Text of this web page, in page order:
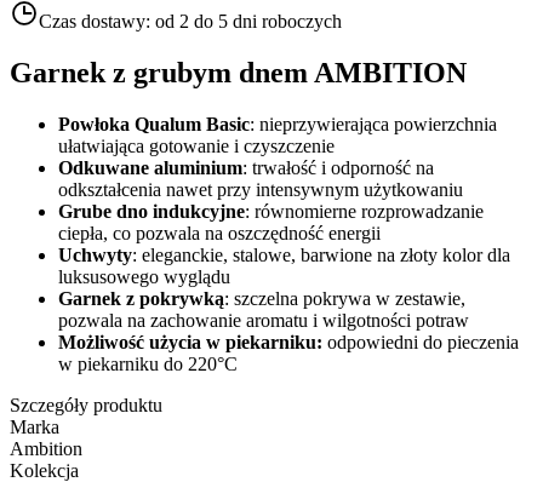
Czas dostawy: od 2 do 5 dni roboczych
Garnek z grubym dnem AMBITION
Powłoka Qualum Basic: nieprzywierająca powierzchnia
ułatwiająca gotowanie i czyszczenie
Odkuwane aluminium: trwałość i odporność na
odkształcenia nawet przy intensywnym użytkowaniu
Grube dno indukcyjne: równomierne rozprowadzanie
ciepła, co pozwala na oszczędność energii
Uchwyty: eleganckie, stalowe, barwione na złoty kolor dla
luksusowego wyglądu
Garnek z pokrywką: szczelna pokrywa w zestawie,
pozwala na zachowanie aromatu i wilgotności potraw
Możliwość użycia w piekarniku: odpowiedni do pieczenia
w piekarniku do 220°C
Szczegóły produktu
Marka
Ambition
Kolekcja